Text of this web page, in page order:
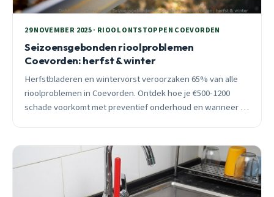
29 NOVEMBER 2025 · RIOOL ONTSTOPPEN COEVORDEN
Seizoensgebonden rioolproblemen
Coevorden: herfst & winter
Herfstbladeren en wintervorst veroorzaken 65% van alle
rioolproblemen in Coevorden. Ontdek hoe je €500-1200
schade voorkomt met preventief onderhoud en wanneer je